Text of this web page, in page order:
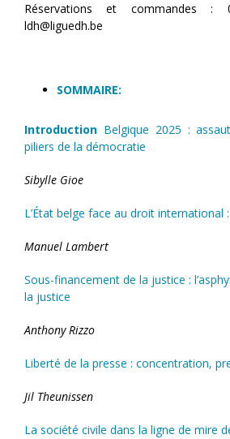
Réservations et commandes
ldh@liguedh.be
SOMMAIRE:
Introduction Belgique 2025 :
piliers de la démocratie
Sibylle Gioe
L’État belge face au droit international :
Manuel Lambert
Sous-financement de la justice :
la justice
Anthony Rizzo
Liberté de la presse : concentration,
Jil Theunissen
La société civile dans la ligne de mire